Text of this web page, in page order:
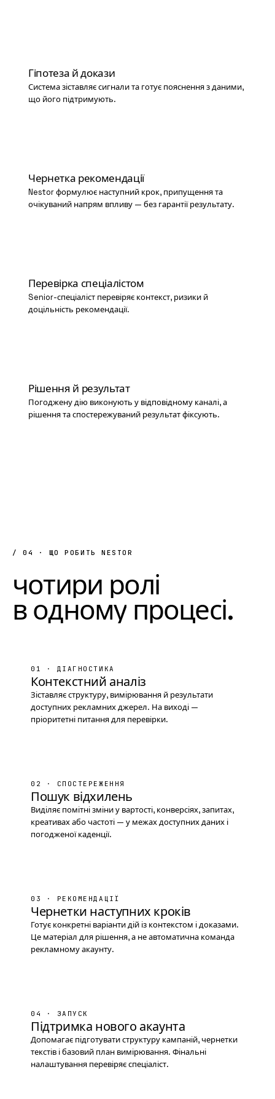
Гіпотеза й докази
Система зіставляє сигнали та готує пояснення з даними,
що його підтримують.
Чернетка рекомендації
Nestor формулює наступний крок, припущення та
очікуваний напрям впливу — без гарантії результату.
Перевірка спеціалістом
Senior-спеціаліст перевіряє контекст, ризики й
доцільність рекомендації.
Рішення й результат
Погоджену дію виконують у відповідному каналі, а
рішення та спостережуваний результат фіксують.
/ 04 · ЩО РОБИТЬ NESTOR
чотири ролі
в одному процесі.
01 · ДІАГНОСТИКА
Контекстний аналіз
Зіставляє структуру, вимірювання й результати
доступних рекламних джерел. На виході —
пріоритетні питання для перевірки.
02 · СПОСТЕРЕЖЕННЯ
Пошук відхилень
Виділяє помітні зміни у вартості, конверсіях, запитах,
креативах або частоті — у межах доступних даних і
погодженої каденції.
03 · РЕКОМЕНДАЦІЇ
Чернетки наступних кроків
Готує конкретні варіанти дій із контекстом і доказами.
Це матеріал для рішення, а не автоматична команда
рекламному акаунту.
04 · ЗАПУСК
Підтримка нового акаунта
Допомагає підготувати структуру кампаній, чернетки
текстів і базовий план вимірювання. Фінальні
налаштування перевіряє спеціаліст.